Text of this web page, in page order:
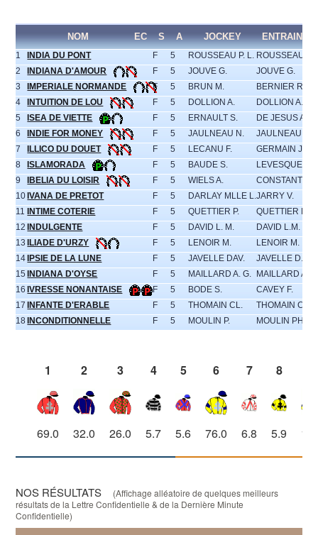
NOM EC S A JOCKEY
1 INDIA DU PONT F 5 ROUSSEAU P. L. ROUSSEAU
2
INDIANA D'AMOUR F 5 JOUVE G.
JOUVE G.
3
IMPERIALE NORMANDE F 5 BRUN M.
BERNIER R.
4
INTUITION DE LOU F 5 DOLLION A.
DOLLION A.
5
ISEA DE VIETTE F 5 ERNAULT S.
DE JESUS A.
6
INDIE FOR MONEY F 5 JAULNEAU N.
JAULNEAU N.
7
ILLICO DU DOUET F 5 LECANU F.
GERMAIN J.C.
8
ISLAMORADA F 5 BAUDE S.
LEVESQUE P.
9
IBELIA DU LOISIR F 5 WIELS A.
CONSTANTIN
10 IVANA DE PRETOT F 5 DARLAY MLLE L.JARRY V.
11
INTIME COTERIE F 5 QUETTIER P.
QUETTIER PH.
12 INDULGENTE F 5 DAVID L. M.
DAVID L.M.
13 ILIADE D'URZY F 5 LENOIR M.
LENOIR M.
14 IPSIE DE LA LUNE F 5 JAVELLE DAV.
JAVELLE D.
15 INDIANA D'OYSE F 5 MAILLARD A. G.
MAILLARD A.G.
16 IVRESSE NONANTAISE F 5 BODE S.
CAVEY F.
17 INFANTE D'ERABLE F 5 THOMAIN CL.
THOMAIN C.
18 INCONDITIONNELLE F 5 MOULIN P. MOULIN PH.
1 2 3 4 5 6 7 8
69.0 32.0 26.0 5.7 5.6 76.0 6.8 5.9
NOS RÉSULTATS
(Affichage alléatoire de quelques meilleurs
résultats de la Lettre Confidentielle & de la Dernière Minute
Confidentielle)